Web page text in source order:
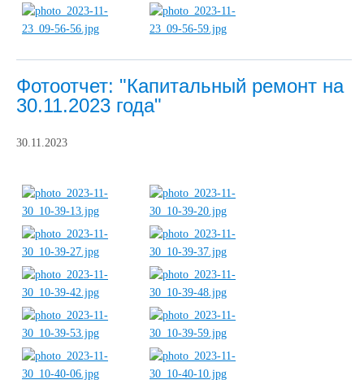
Фотоотчет: "Капитальный ремонт на
30.11.2023 года"
30.11.2023